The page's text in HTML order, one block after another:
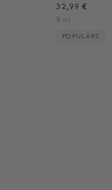
32,99 €
8 ml
POPULĀRS